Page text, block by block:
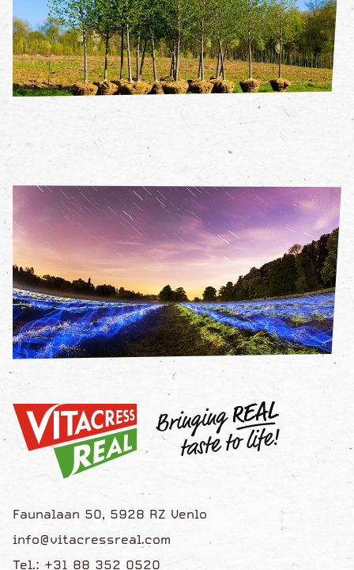
Faunalaan 50, 5928 RZ Venlo
info@vitacressreal.com
Tel.: +31 88 352 0520